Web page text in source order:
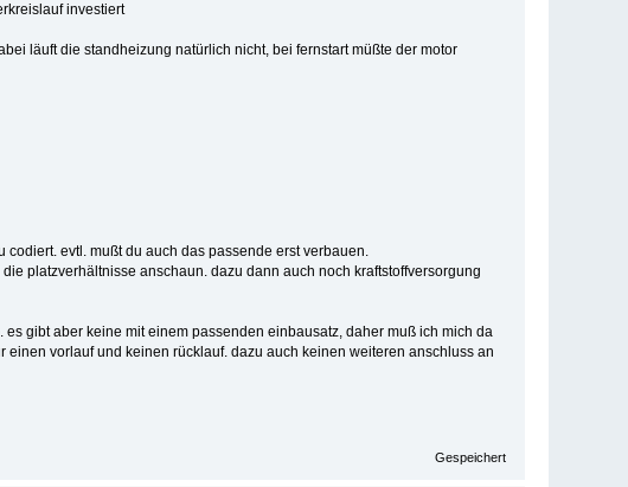
investiert
läuft die standheizung natürlich nicht, bei fernstart müßte der motor
evtl. mußt du auch das passende erst verbauen.
platzverhältnisse anschaun. dazu dann auch noch kraftstoffversorgung
gibt aber keine mit einem passenden einbausatz, daher muß ich mich da
vorlauf und keinen rücklauf. dazu auch keinen weiteren anschluss an
Gespeichert